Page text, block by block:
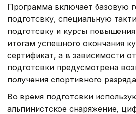
Программа включает базовую
подготовку, специальную
подготовку и курсы
итогам успешного окончания
сертификат, а в зависимости
подготовки предусмотрена
получения спортивного
Во время подготовки
альпинистское снаряжение,